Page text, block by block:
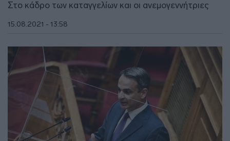
Στο κάδρο των καταγγελίων και οι ανεμογεννήτριες
15.08.2021 - 13:58